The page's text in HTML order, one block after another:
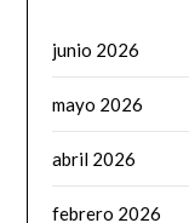
junio 2026
mayo 2026
abril 2026
febrero 2026